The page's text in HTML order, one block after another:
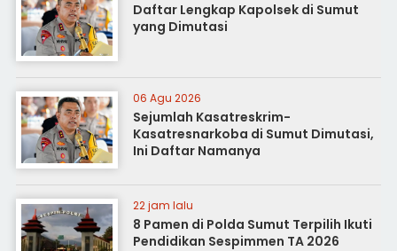
Daftar Lengkap Kapolsek di Sumut
yang Dimutasi
06 Agu 2026
Sejumlah Kasatreskrim-
Kasatresnarkoba di Sumut Dimutasi,
Ini Daftar Namanya
22 jam lalu
8 Pamen di Polda Sumut Terpilih Ikuti
Pendidikan Sespimmen TA 2026